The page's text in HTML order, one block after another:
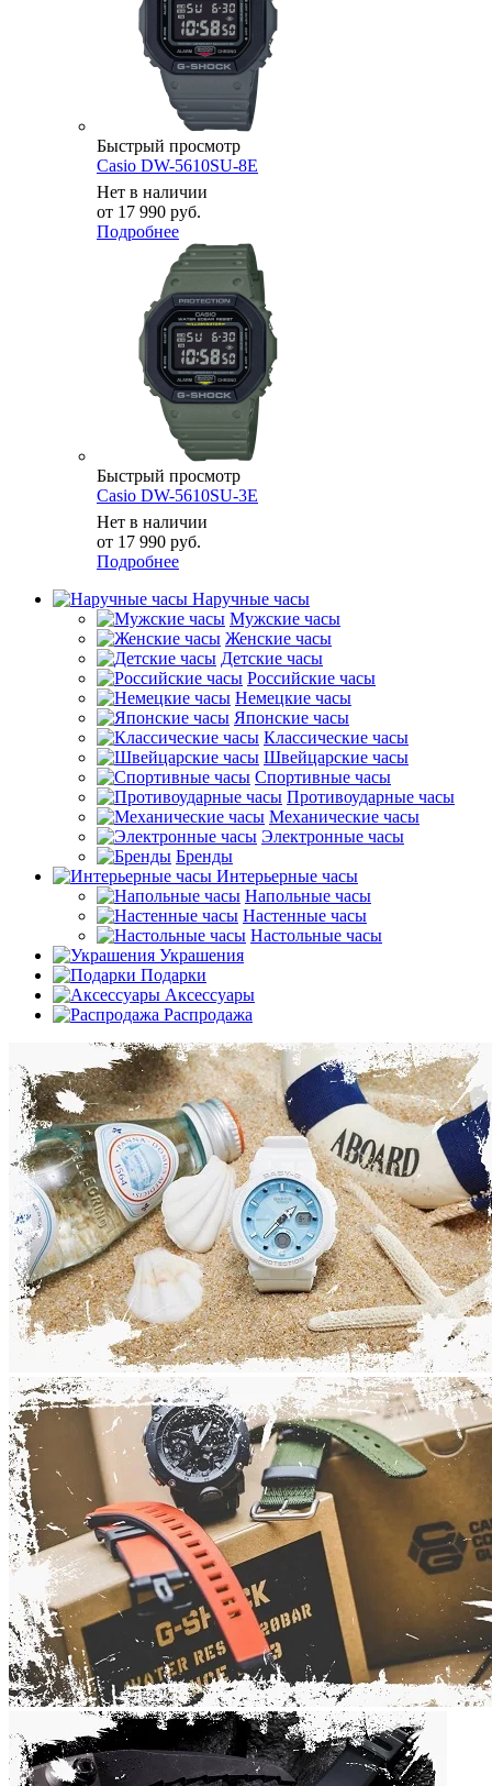
Быстрый просмотр
Casio DW-5610SU-8E
Нет в наличии
от 17 990 руб.
Подробнее
Быстрый просмотр
Casio DW-5610SU-3E
Нет в наличии
от 17 990 руб.
Подробнее
Наручные часы
Мужские часы
Женские часы
Детские часы
Российские часы
Немецкие часы
Японские часы
Классические часы
Швейцарские часы
Спортивные часы
Противоударные часы
Механические часы
Электронные часы
Бренды
Интерьерные часы
Напольные часы
Настенные часы
Настольные часы
Украшения
Подарки
Аксессуары
Распродажа